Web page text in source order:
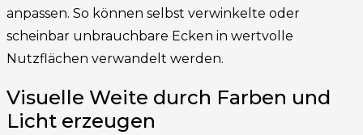
anpassen. So können selbst verwinkelte oder
scheinbar unbrauchbare Ecken in wertvolle
Nutzflächen verwandelt werden.
Visuelle Weite durch Farben und
Licht erzeugen